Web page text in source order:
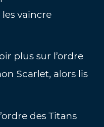
vaincre
plus sur l’ordre
Scarlet, alors lis
des Titans